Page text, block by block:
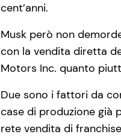
cent’anni.
Musk però non
con la vendita diretta
Motors Inc. quanto
Due sono i fattori da
case di produzione già
rete vendita di